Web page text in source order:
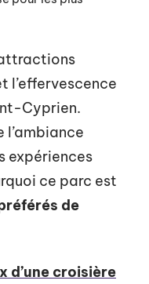
l’effervescence
Cyprien.
expériences
ce parc est
de
d’une croisière